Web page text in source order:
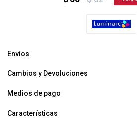
Envíos
Cambios y Devoluciones
Medios de pago
Características